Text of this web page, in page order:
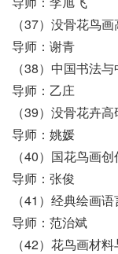
（37）没骨花鸟
导师：谢青
（38）中国书法
导师：乙庄
（39）没骨花卉
导师：姚媛
（40）国花鸟画
导师：张俊
（41）经典绘画
导师：范治斌
（42）花鸟画材